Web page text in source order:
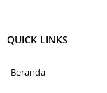
QUICK LINKS
Beranda